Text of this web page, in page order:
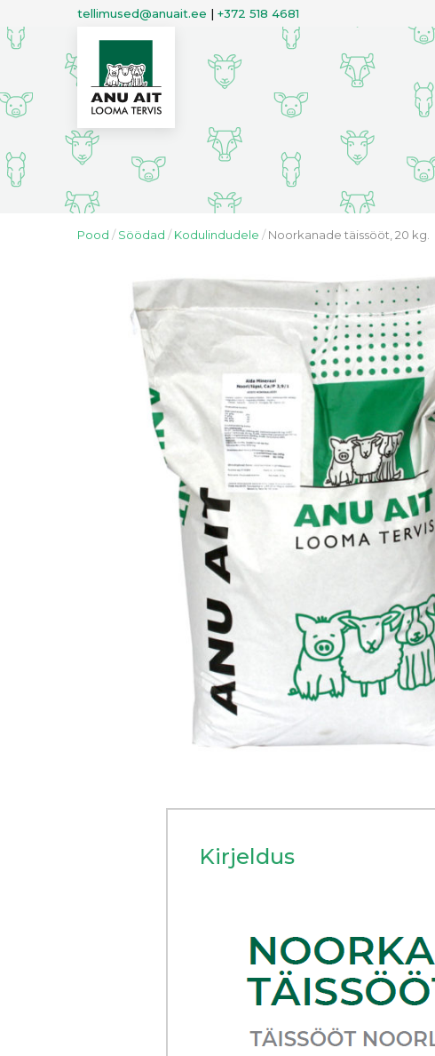
tellimused@anuait.ee | +372 518 4681
Pood Söödad Kodulindudele Noorkanade täissööt, 20 kg.
Kirjeldus